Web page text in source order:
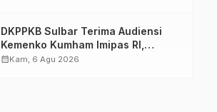
DKPPKB Sulbar Terima Audiensi
Kemenko Kumham Imipas RI,
Perkuat Pelayanan Kesehatan bagi
calendar_monthKam, 6 Agu 2026